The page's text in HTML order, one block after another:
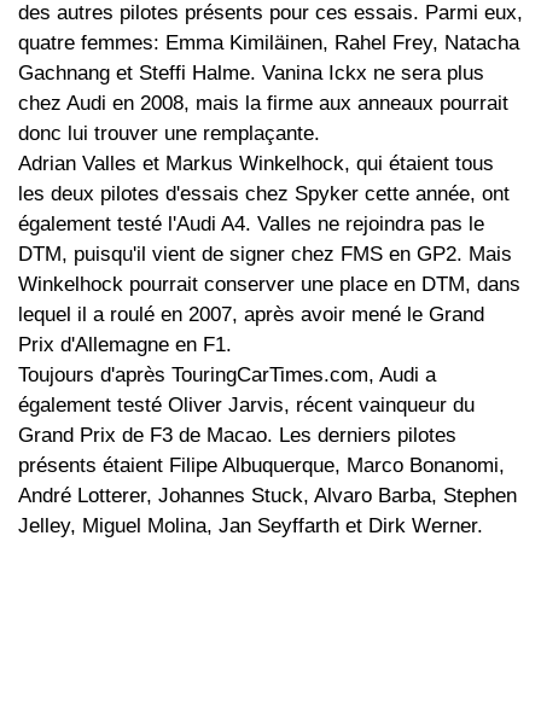
des autres pilotes présents pour ces essais. Parmi eux,
quatre femmes: Emma Kimiläinen, Rahel Frey, Natacha
Gachnang et Steffi Halme. Vanina Ickx ne sera plus
chez Audi en 2008, mais la firme aux anneaux pourrait
donc lui trouver une remplaçante.
Adrian Valles et Markus Winkelhock, qui étaient tous
les deux pilotes d'essais chez Spyker cette année, ont
également testé l'Audi A4. Valles ne rejoindra pas le
DTM, puisqu'il vient de signer chez FMS en GP2. Mais
Winkelhock pourrait conserver une place en DTM, dans
lequel il a roulé en 2007, après avoir mené le Grand
Prix d'Allemagne en F1.
Toujours d'après TouringCarTimes.com, Audi a
également testé Oliver Jarvis, récent vainqueur du
Grand Prix de F3 de Macao. Les derniers pilotes
présents étaient Filipe Albuquerque, Marco Bonanomi,
André Lotterer, Johannes Stuck, Alvaro Barba, Stephen
Jelley, Miguel Molina, Jan Seyffarth et Dirk Werner.